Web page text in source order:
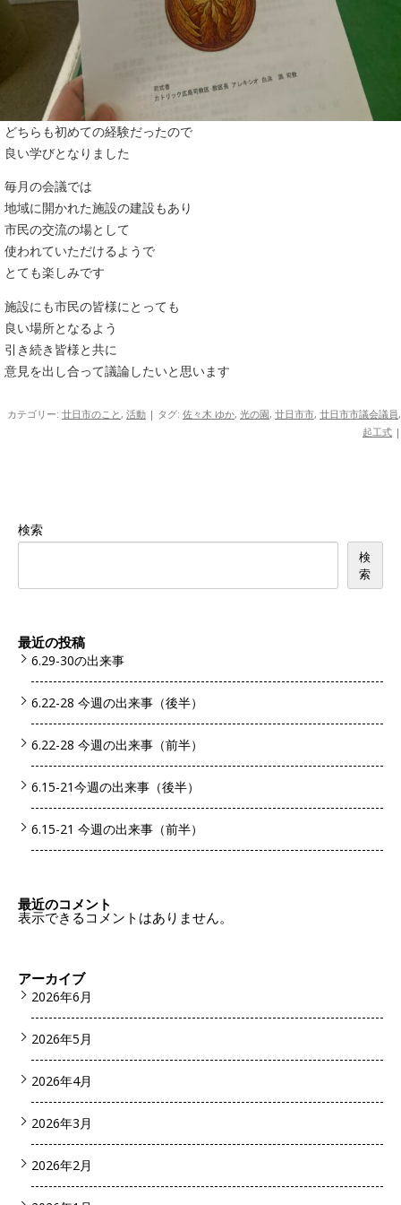
どちらも初めての経験だったので
良い学びとなりました
毎月の会議では
地域に開かれた施設の建設もあり
市民の交流の場として
使われていただけるようで
とても楽しみです
施設にも市民の皆様にとっても
良い場所となるよう
引き続き皆様と共に
意見を出し合って議論したいと思います
カテゴリー: 廿日市のこと, 活動 | タグ: 佐々木 ゆか, 光の園, 廿日市市, 廿日市市議会議員,
起工式 |
検索
検
索
最近の投稿
6.29-30の出来事
6.22-28 今週の出来事（後半）
6.22-28 今週の出来事（前半）
6.15-21今週の出来事（後半）
6.15-21 今週の出来事（前半）
最近のコメント
表示できるコメントはありません。
アーカイブ
2026年6月
2026年5月
2026年4月
2026年3月
2026年2月